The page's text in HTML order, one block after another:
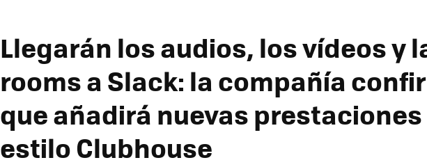
Llegarán los audios, los vídeos y
rooms a Slack: la compañía
que añadirá nuevas prestaciones
estilo Clubhouse